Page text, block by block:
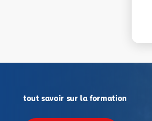
tout savoir sur la formation